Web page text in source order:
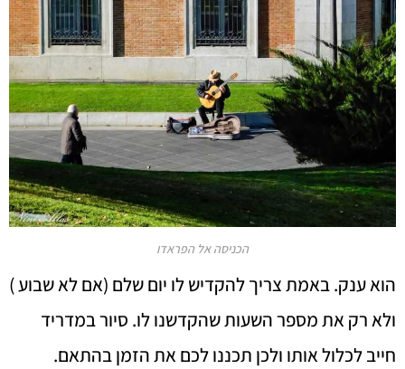
הכניסה אל הפראדו
הוא ענק. באמת צריך להקדיש לו יום שלם (אם לא שבוע )
ולא רק את מספר השעות שהקדשנו לו. סיור במדריד
חייב לכלול אותו ולכן תכננו לכם את הזמן בהתאם.